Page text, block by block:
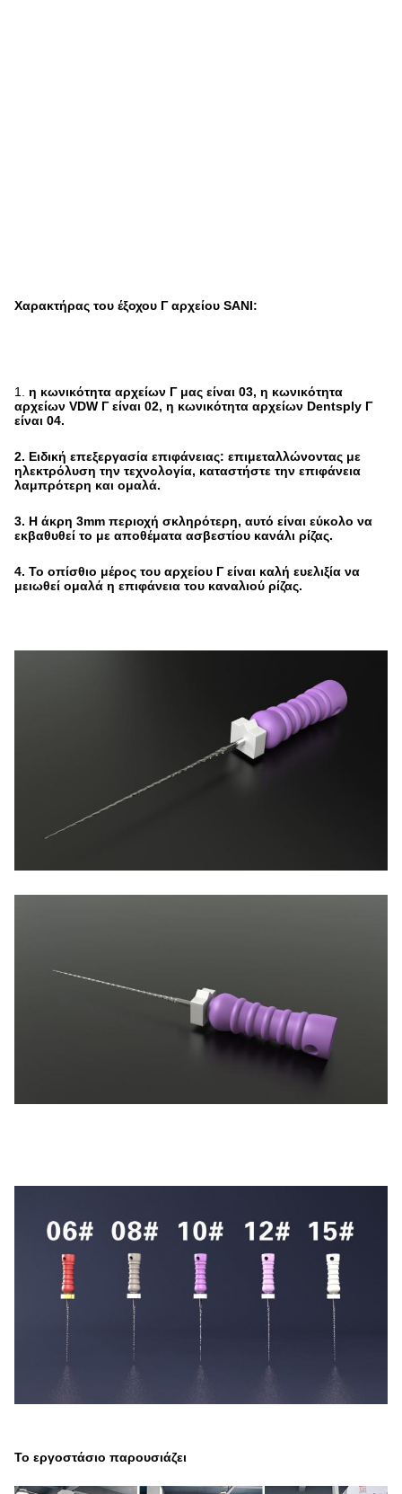
Χαρακτήρας του έξοχου Γ αρχείου SANI:
1. η κωνικότητα αρχείων Γ μας είναι 03, η κωνικότητα
αρχείων VDW Γ είναι 02, η κωνικότητα αρχείων Dentsply Γ
είναι 04.
2. Ειδική επεξεργασία επιφάνειας: επιμεταλλώνοντας με
ηλεκτρόλυση την τεχνολογία, καταστήστε την επιφάνεια
λαμπρότερη και ομαλά.
3. Η άκρη 3mm περιοχή σκληρότερη, αυτό είναι εύκολο να
εκβαθυθεί το με αποθέματα ασβεστίου κανάλι ρίζας.
4. Το οπίσθιο μέρος του αρχείου Γ είναι καλή ευελιξία να
μειωθεί ομαλά η επιφάνεια του καναλιού ρίζας.
Το εργοστάσιο παρουσιάζει